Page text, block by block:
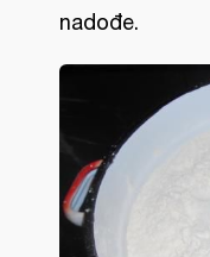
nadođe.